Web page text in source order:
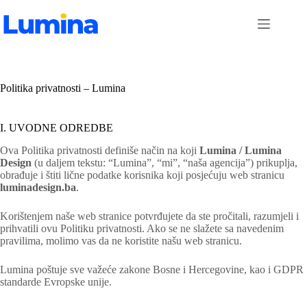
to
content
Politika privatnosti – Lumina
I. UVODNE ODREDBE
Ova Politika privatnosti definiše način na koji Lumina / Lumina
Design (u daljem tekstu: “Lumina”, “mi”, “naša agencija”) prikuplja,
obrađuje i štiti lične podatke korisnika koji posjećuju web stranicu
luminadesign.ba.
Korištenjem naše web stranice potvrđujete da ste pročitali, razumjeli i
prihvatili ovu Politiku privatnosti. Ako se ne slažete sa navedenim
pravilima, molimo vas da ne koristite našu web stranicu.
Lumina poštuje sve važeće zakone Bosne i Hercegovine, kao i GDPR
standarde Evropske unije.